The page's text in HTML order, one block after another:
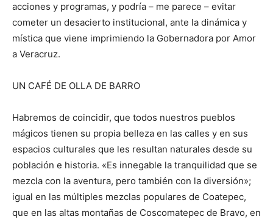
acciones y programas, y podría – me parece – evitar
cometer un desacierto institucional, ante la dinámica y
mística que viene imprimiendo la Gobernadora por Amor
a Veracruz.
UN CAFÉ DE OLLA DE BARRO
Habremos de coincidir, que todos nuestros pueblos
mágicos tienen su propia belleza en las calles y en sus
espacios culturales que les resultan naturales desde su
población e historia. «Es innegable la tranquilidad que se
mezcla con la aventura, pero también con la diversión»;
igual en las múltiples mezclas populares de Coatepec,
que en las altas montañas de Coscomatepec de Bravo, en